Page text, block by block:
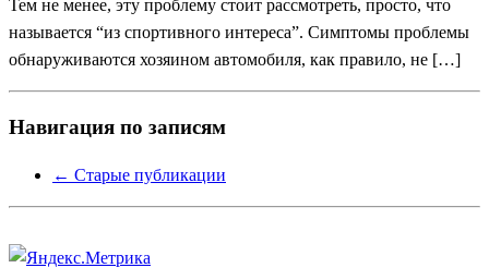
Тем не менее, эту проблему стоит рассмотреть, просто, что
называется “из спортивного интереса”. Симптомы проблемы
обнаруживаются хозяином автомобиля, как правило, не […]
Навигация по записям
← Старые публикации